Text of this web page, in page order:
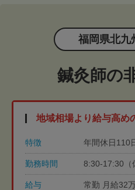
福岡県北九
鍼灸師の
地域相場より給与高め
特徴 年間休日110
勤務時間 8:30-17:30（
給与 常勤 月給32